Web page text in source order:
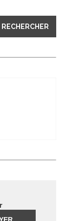
RECHERCHER